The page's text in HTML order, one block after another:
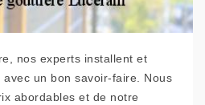
nos experts installent et
un bon savoir-faire. Nous
abordables et de notre